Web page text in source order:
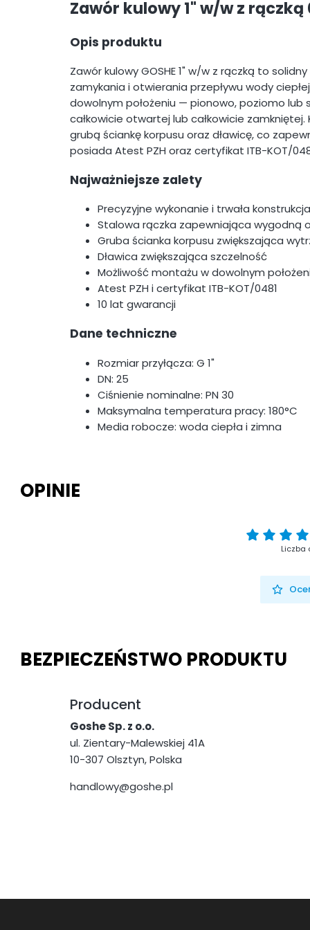
Zawór kulowy 1" w/w z rączką
Opis produktu
Zawór kulowy GOSHE 1" w/w z rączką to
zamykania i otwierania przepływu wody
dowolnym położeniu — pionowo, poziomo
całkowicie otwartej lub całkowicie
grubą ściankę korpusu oraz dławicę, co
posiada Atest PZH oraz certyfikat ITB-KOT/
Najważniejsze zalety
Precyzyjne wykonanie i trwała konstrukcja
Stalowa rączka zapewniająca wygodną
Gruba ścianka korpusu zwiększająca
Dławica zwiększająca szczelność
Możliwość montażu w dowolnym
Atest PZH i certyfikat ITB-KOT/0481
10 lat gwarancji
Dane techniczne
Rozmiar przyłącza: G 1"
DN: 25
Ciśnienie nominalne: PN 30
Maksymalna temperatura pracy: 180°C
Media robocze: woda ciepła i zimna
OPINIE
Liczba
BEZPIECZEŃSTWO PRODUKTU
Producent
Goshe Sp. z o.o.
ul. Zientary-Malewskiej 41A
10-307 Olsztyn, Polska
handlowy@goshe.pl